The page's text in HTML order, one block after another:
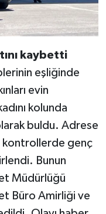
kaybetti
eşliğinde
evin
kolunda
buldu. Adrese
kontrollerde genç
Bunun
Müdürlüğü
Büro Amirliği ve